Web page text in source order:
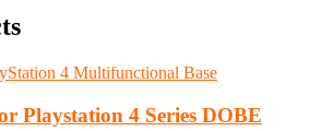
Playstation 4 Series DOBE